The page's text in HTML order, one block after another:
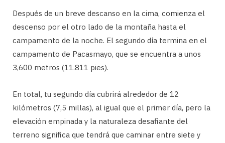
Después de un breve descanso en la cima, comienza el
descenso por el otro lado de la montaña hasta el
campamento de la noche. El segundo día termina en el
campamento de Pacasmayo, que se encuentra a unos
3,600 metros (11.811 pies).
En total, tu segundo día cubrirá alrededor de 12
kilómetros (7,5 millas), al igual que el primer día, pero la
elevación empinada y la naturaleza desafiante del
terreno significa que tendrá que caminar entre siete y